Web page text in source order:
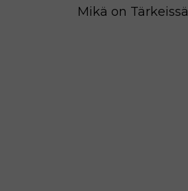
Mikä on